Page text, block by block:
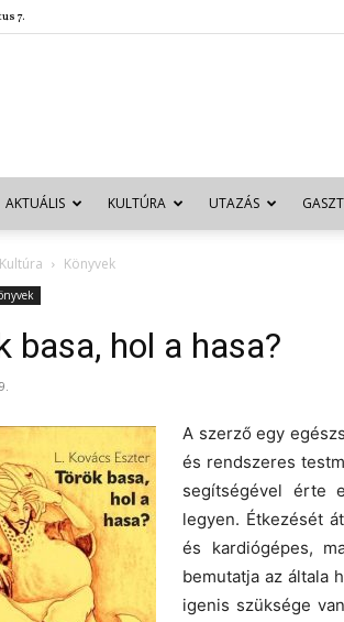
7.
AKTUÁLIS KULTÚRA UTAZÁS
Kultúra Könyvek
basa, hol a hasa?
A szerző egy
és rendszeres
segítségével érte
legyen. Étkezését
és kardiógépes,
bemutatja az általa
igenis szüksége